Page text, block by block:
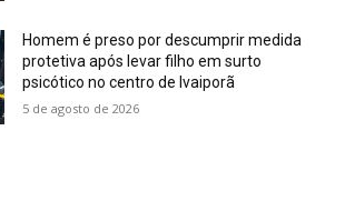
Homem é preso por descumprir medida
protetiva após levar filho em surto
psicótico no centro de Ivaiporã
5 de agosto de 2026